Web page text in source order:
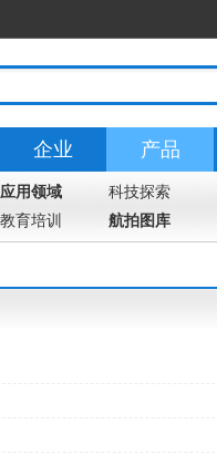
企业 产品
地图
应用领域 科技探索
教育培训 航拍图库